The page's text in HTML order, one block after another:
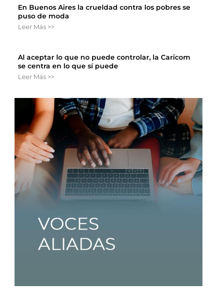
En Buenos Aires la crueldad contra los pobres se
puso de moda
Leer Más >>
Al aceptar lo que no puede controlar, la Caricom
se centra en lo que sí puede
Leer Más >>